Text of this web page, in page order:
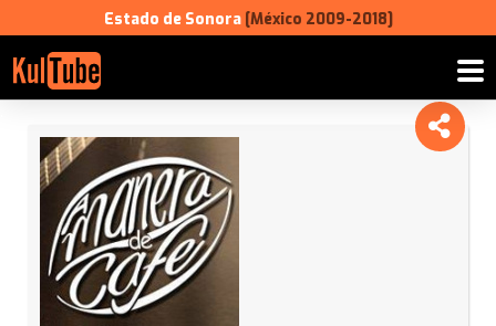
Estado de Sonora [México 2009-2018]